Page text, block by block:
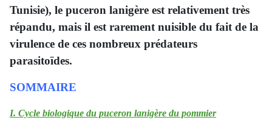
Tunisie), le puceron lanigère est relativement très
répandu, mais il est rarement nuisible du fait de la
virulence de ces nombreux prédateurs
parasitoïdes.
SOMMAIRE
I. Cycle biologique du puceron lanigère du pommier